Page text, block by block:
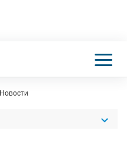
Новости